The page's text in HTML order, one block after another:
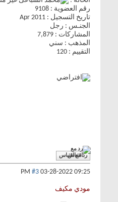
رقم العضوية : 9108
تاريخ التسجيل : Apr 2011
الجنـس : رجل
المشاركات : 7,879
المذهب : سني
التقييم : 120
رد مع اقتباس
03-28-2022 09:25 PM
#3
مودي مكيف